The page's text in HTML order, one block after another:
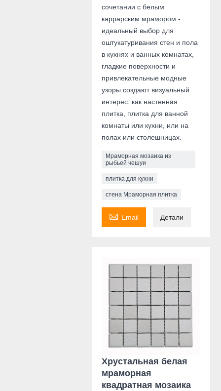
сочетании с белым
каррарским мрамором -
идеальный выбор для
оштукатуривания стен и пола
в кухнях и ванных комнатах,
гладкие поверхности и
привлекательные модные
узоры создают визуальный
интерес. как настенная
плитка, плитка для ванной
комнаты или кухни, или на
полах или столешницах.
Мраморная мозаика из
рыбьей чешуи
плитка для кухни
стена Мраморная плитка
 Email Детали
Хрустальная белая
мраморная
квадратная мозаика